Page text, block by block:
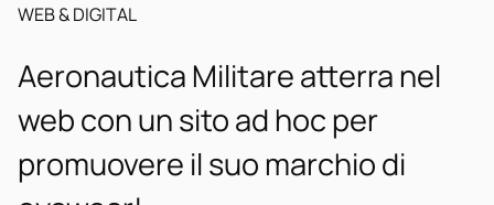
WEB & DIGITAL
Aeronautica Militare atterra nel
web con un sito ad hoc per
promuovere il suo marchio di